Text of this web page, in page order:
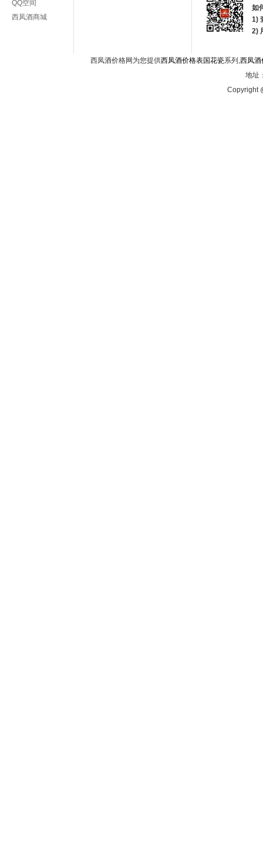
QQ空间
西凤酒商城
如
1)
2)
西凤酒价格网为您提供西凤酒价格表国花瓷系列,西凤酒
地址
Copyright